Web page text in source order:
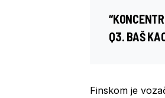
Q3. BAŠ
Finskom je